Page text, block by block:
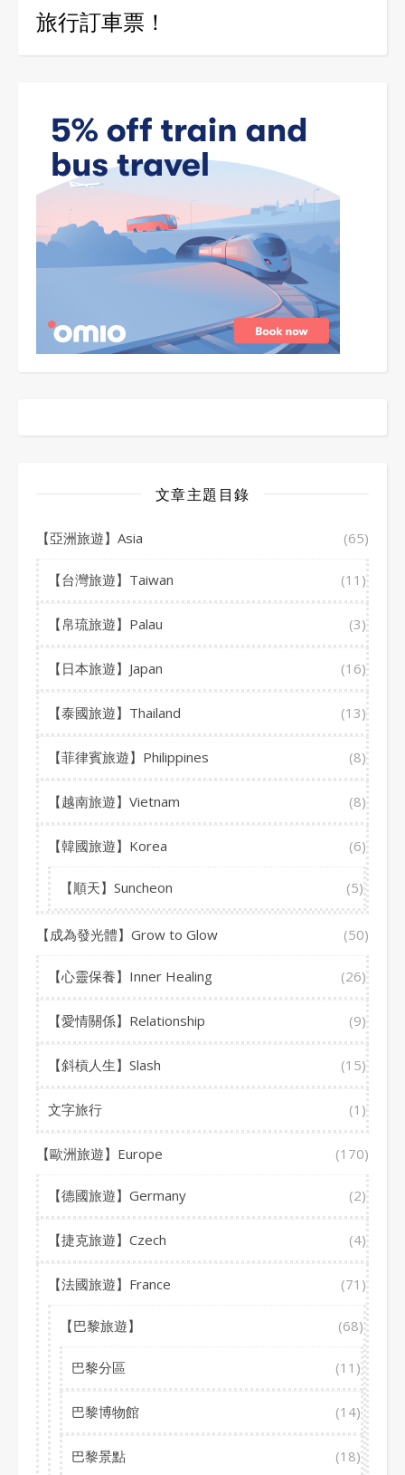
旅行訂車票！
文章主題目錄
【亞洲旅遊】Asia (65)
【台灣旅遊】Taiwan (11)
【帛琉旅遊】Palau (3)
【日本旅遊】Japan (16)
【泰國旅遊】Thailand (13)
【菲律賓旅遊】Philippines (8)
【越南旅遊】Vietnam (8)
【韓國旅遊】Korea (6)
【順天】Suncheon (5)
【成為發光體】Grow to Glow (50)
【心靈保養】Inner Healing (26)
【愛情關係】Relationship (9)
【斜槓人生】Slash (15)
文字旅行 (1)
【歐洲旅遊】Europe (170)
【德國旅遊】Germany (2)
【捷克旅遊】Czech (4)
【法國旅遊】France (71)
【巴黎旅遊】 (68)
巴黎分區 (11)
巴黎博物館 (14)
巴黎景點 (18)